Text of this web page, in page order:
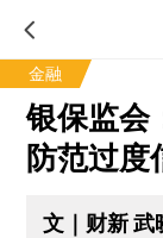
金融
银保监会
防范过度
文｜财新 武